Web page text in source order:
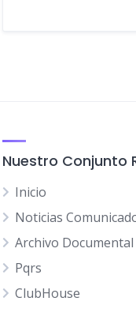
Nuestro Conjunto
Inicio
Noticias
Archivo Documental
Pqrs
ClubHouse